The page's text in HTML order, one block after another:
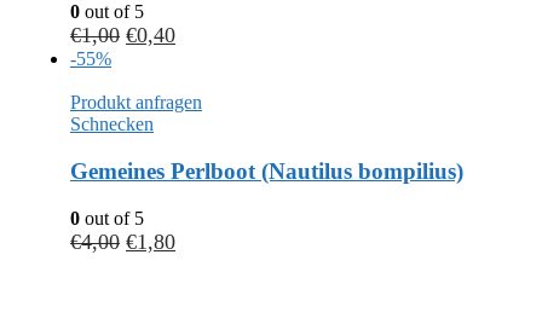
0 out of 5
€1,00 €0,40
-55%
Produkt anfragen
Schnecken
Gemeines Perlboot (Nautilus bompilius)
0 out of 5
€4,00 €1,80